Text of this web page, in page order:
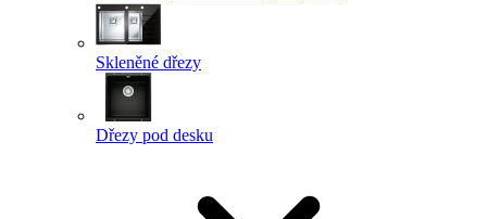
Skleněné dřezy
Dřezy pod desku